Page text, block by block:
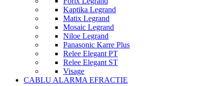
Kaptika Legrand
Matix Legrand
Mosaic Legrand
Niloe Legrand
Panasonic Karre Plus
Relee Elegant PT
Relee Elegant ST
Visage
CABLU ALARMA EFRACTIE